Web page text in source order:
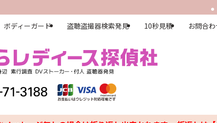
ボディーガード 盗聴盗撮器検索発見 10秒見積 お問合